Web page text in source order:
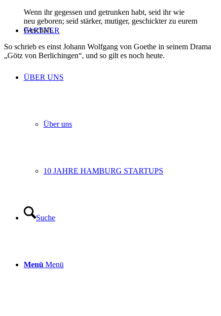
PARTNER
ÜBER UNS
Über uns
10 JAHRE HAMBURG STARTUPS
Suche
Menü Menü
Wenn ihr gegessen und getrunken habt, seid ihr wie
neu geboren; seid stärker, mutiger, geschickter zu eurem
Geschäft.
So schrieb es einst Johann Wolfgang von Goethe in seinem Drama
„Götz von Berlichingen“, und so gilt es noch heute.